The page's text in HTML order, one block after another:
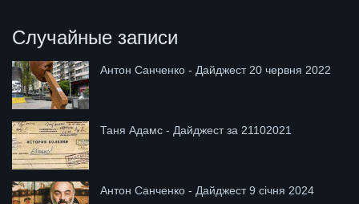
Случайные записи
Антон Санченко - Дайджест 20 червня 2022
Таня Адамс - Дайджест за 21102021
Антон Санченко - Дайджест 9 січня 2024